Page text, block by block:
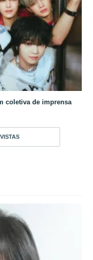
coletiva de imprensa